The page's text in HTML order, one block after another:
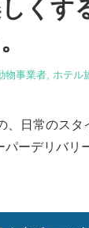
くす
物事業者, ホテル
、日常のスタ
ーデリバリ